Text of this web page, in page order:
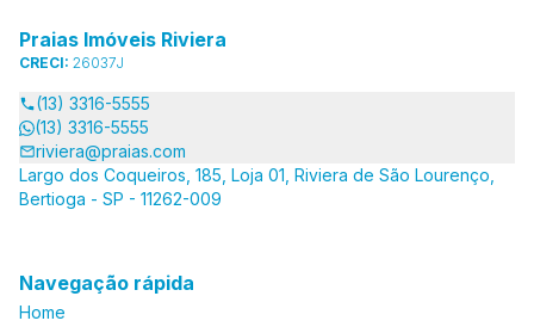
Praias Imóveis Riviera
CRECI: 26037J
(13) 3316-5555
(13) 3316-5555
riviera@praias.com
Largo dos Coqueiros, 185, Loja 01, Riviera de São Lourenço,
Bertioga - SP - 11262-009
Navegação rápida
Home